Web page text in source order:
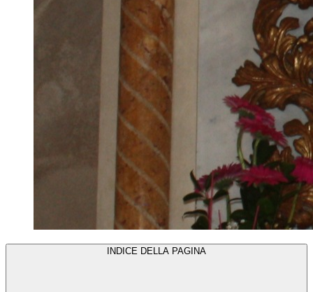
INDICE DELLA PAGINA